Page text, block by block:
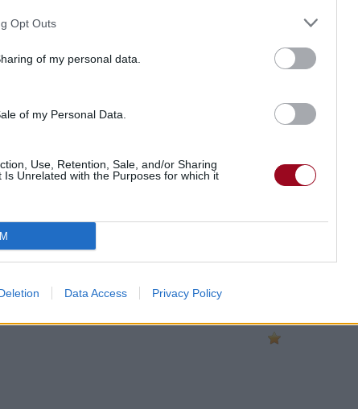
Opt Outs
of my personal data.
of my Personal Data.
Use, Retention, Sale, and/or Sharing
Unrelated with the Purposes for which it
Data Access Privacy Policy